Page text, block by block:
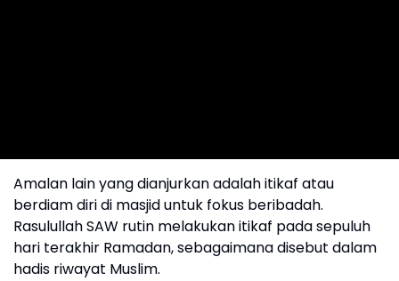
Amalan lain yang dianjurkan adalah itikaf atau
berdiam diri di masjid untuk fokus beribadah.
Rasulullah SAW rutin melakukan itikaf pada sepuluh
hari terakhir Ramadan, sebagaimana disebut dalam
hadis riwayat Muslim.